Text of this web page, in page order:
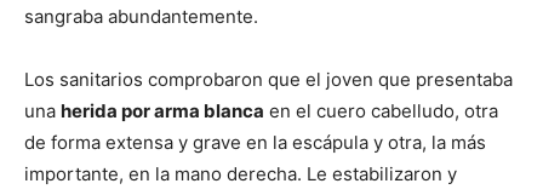
sangraba abundantemente.
Los sanitarios comprobaron que el joven que presentaba
una herida por arma blanca en el cuero cabelludo, otra
de forma extensa y grave en la escápula y otra, la más
importante, en la mano derecha. Le estabilizaron y